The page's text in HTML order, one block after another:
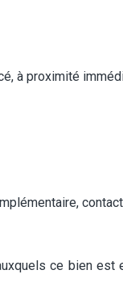
à proximité
ce bien